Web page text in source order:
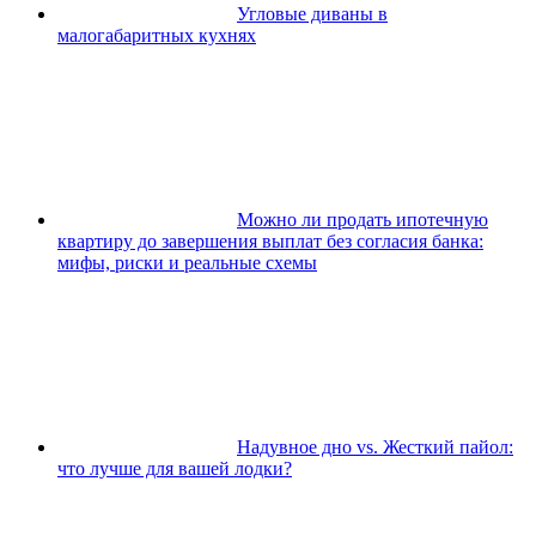
Угловые диваны в
малогабаритных кухнях
Можно ли продать ипотечную
квартиру до завершения выплат без согласия банка:
мифы, риски и реальные схемы
Надувное дно vs. Жесткий пайол:
что лучше для вашей лодки?